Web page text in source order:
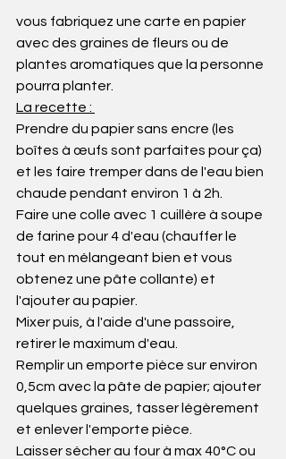
vous fabriquez une carte en papier
avec des graines de fleurs ou de
plantes aromatiques que la personne
pourra planter.
La recette :
Prendre du papier sans encre (les
boîtes à œufs sont parfaites pour ça)
et les faire tremper dans de l'eau bien
chaude pendant environ 1 à 2h.
Faire une colle avec 1 cuillère à soupe
de farine pour 4 d'eau (chauffer le
tout en mélangeant bien et vous
obtenez une pâte collante) et
l'ajouter au papier.
Mixer puis, à l'aide d'une passoire,
retirer le maximum d'eau.
Remplir un emporte pièce sur environ
0,5cm avec la pâte de papier; ajouter
quelques graines, tasser légèrement
et enlever l'emporte pièce.
Laisser sécher au four à max 40°C ou